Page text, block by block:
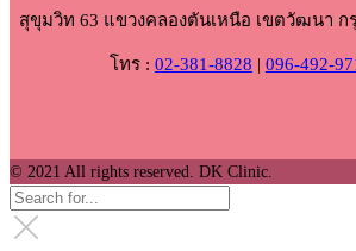
สุขุมวิท 63 แขวงคลองตันเหนือ เขตวัฒนา ก
โทร : 02-381-8828 | 096-492-
© 2021 All rights reserved. DK Clinic.